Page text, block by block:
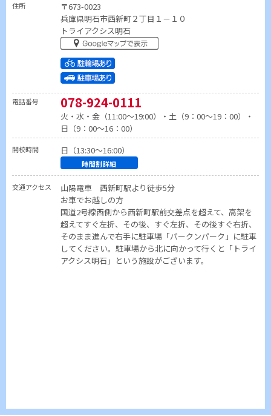
住所
〒673-0023
兵庫県明石市西新町２丁目１－１０
トライアクシス明石
電話番号 078-924-0111
火・水・金（11:00～19:00）・土（9：00～19：00）・
日（9：00～16：00）
開校時間 日（13:30～16:00）
時間割詳細
交通アクセス
山陽電車 西新町駅より徒歩5分
お車でお越しの方
国道2号線西側から西新町駅前交差点を超えて、高架を
超えてすぐ左折、その後、すぐ左折、その後すぐ右折、
そのまま進んで右手に駐車場「パークンパーク」に駐車
してください。駐車場から北に向かって行くと「トライ
アクシス明石」という施設がございます。